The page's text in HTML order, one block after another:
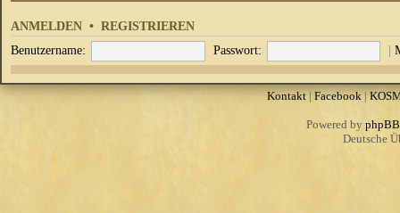
ANMELDEN • REGISTRIEREN
Benutzername: Passwort: |
Kontakt| Facebook|
Powered by phpBB
Deutsche